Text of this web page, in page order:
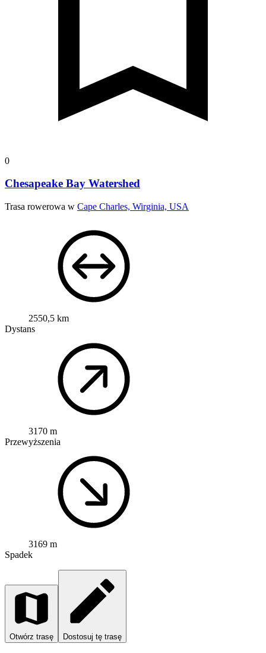
0
Chesapeake Bay Watershed
Trasa rowerowa w Cape Charles, Wirginia, USA
2550,5 km
Dystans
3170 m
Przewyższenia
3169 m
Spadek
Otwórz trasę Dostosuj tę trasę